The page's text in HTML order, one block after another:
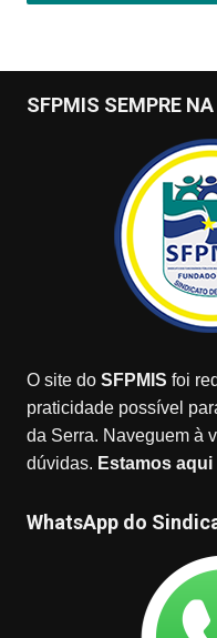
SFPMIS SEMPRE
O site do SFPMIS foi
praticidade possível
da Serra. Naveguem à
dúvidas. Estamos
WhatsApp do